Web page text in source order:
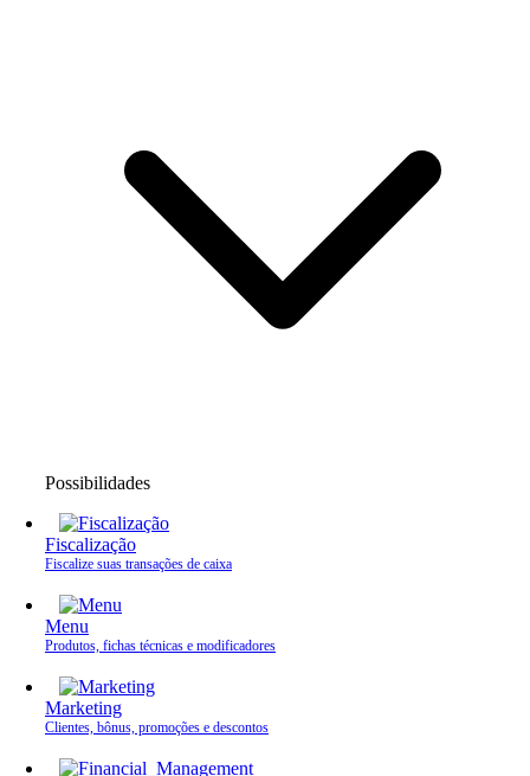
Possibilidades
Fiscalização
Fiscalize suas transações de caixa
Menu
Produtos, fichas técnicas e modificadores
Marketing
Clientes, bônus, promoções e descontos